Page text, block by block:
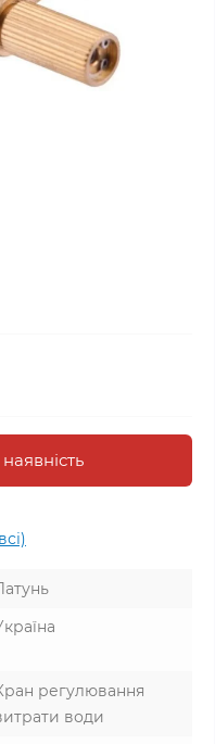
регулювання
води